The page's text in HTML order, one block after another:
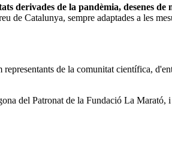
derivades de la pandèmia, desenes
de Catalunya, sempre adaptades a les
de la comunitat científica,
del Patronat de la Fundació La Marató,